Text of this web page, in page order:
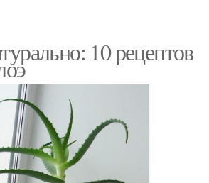
10 рецептов